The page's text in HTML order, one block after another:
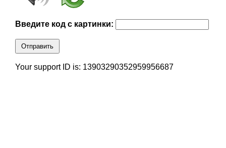
Введите код с картинки:
Отправить
Your support ID is: 13903290352959956687